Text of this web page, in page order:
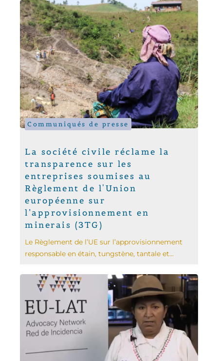
Communiqués de presse
La société civile réclame la
transparence sur les
entreprises soumises au
Règlement de l'Union
européenne sur
l’approvisionnement en
minerais (3TG)
Le Règlement de l’UE sur l’approvisionnement
responsable en étain, tungstène, tantale et...